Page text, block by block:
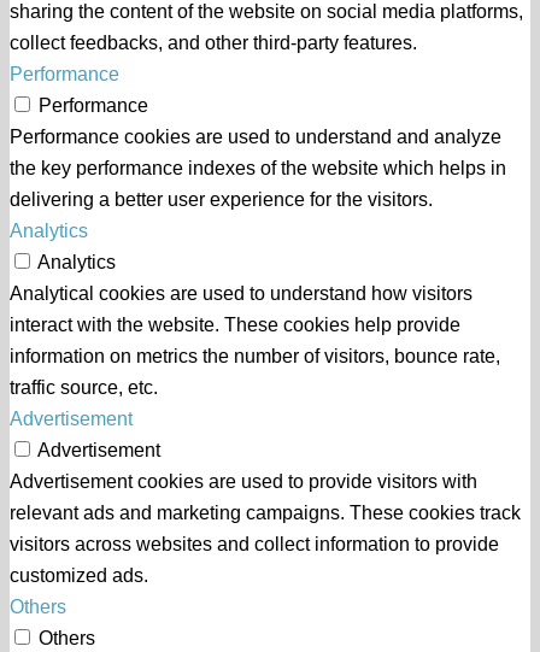
sharing the content of the website on social media platforms,
collect feedbacks, and other third-party features.
Performance
Performance
Performance cookies are used to understand and analyze
the key performance indexes of the website which helps in
delivering a better user experience for the visitors.
Analytics
Analytics
Analytical cookies are used to understand how visitors
interact with the website. These cookies help provide
information on metrics the number of visitors, bounce rate,
traffic source, etc.
Advertisement
Advertisement
Advertisement cookies are used to provide visitors with
relevant ads and marketing campaigns. These cookies track
visitors across websites and collect information to provide
customized ads.
Others
Others